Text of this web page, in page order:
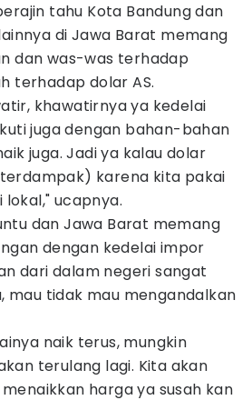
tahu Kota Bandung dan
di Jawa Barat memang
dan was-was terhadap
terhadap dolar AS.
khawatirnya ya kedelai
juga dengan bahan-bahan
juga. Jadi ya kalau dolar
karena kita pakai
ucapnya.
dan Jawa Barat memang
dengan kedelai impor
dari dalam negeri sangat
mau tidak mau mengandalkan
naik terus, mungkin
terulang lagi. Kita akan
harga ya susah kan